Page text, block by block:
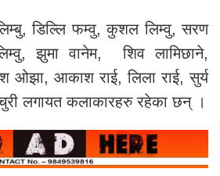
डिल्लि फम्वु, कुशल लिम्वु, सरण
झुमा वानेम, शिव लामिछाने,
ओझा, आकाश राई, लिला राई, सुर्य
लगायत कलाकारहरु रहेका छन् ।